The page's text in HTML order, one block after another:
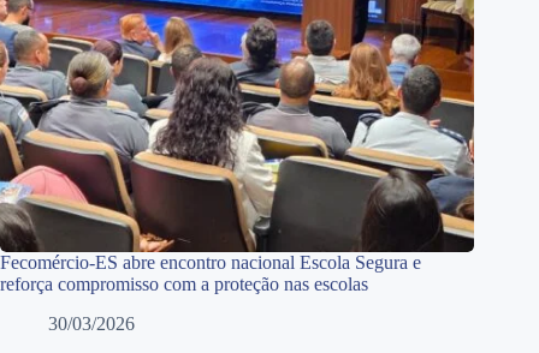
Fecomércio-ES abre encontro nacional Escola Segura e
reforça compromisso com a proteção nas escolas
30/03/2026